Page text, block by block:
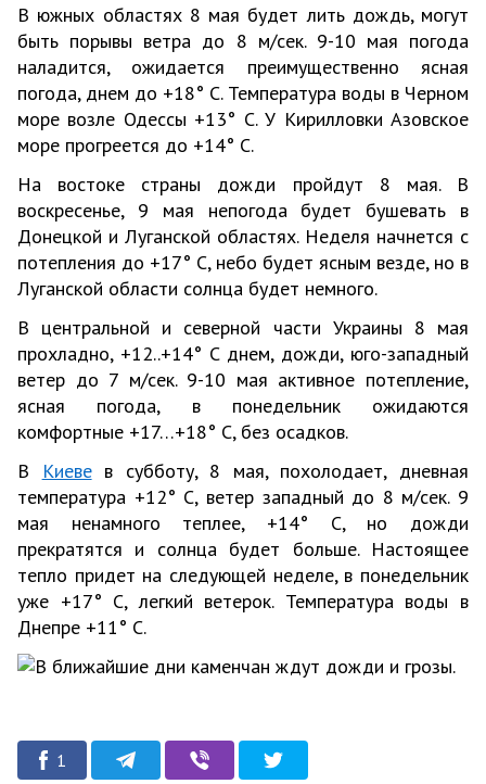
В южных областях 8 мая будет лить дождь, могут
быть порывы ветра до 8 м/сек. 9-10 мая погода
наладится, ожидается преимущественно ясная
погода, днем до +18° С. Температура воды в Черном
море возле Одессы +13° С. У Кирилловки Азовское
море прогреется до +14° С.
На востоке страны дожди пройдут 8 мая. В
воскресенье, 9 мая непогода будет бушевать в
Донецкой и Луганской областях. Неделя начнется с
потепления до +17° С, небо будет ясным везде, но в
Луганской области солнца будет немного.
В центральной и северной части Украины 8 мая
прохладно, +12..+14° С днем, дожди, юго-западный
ветер до 7 м/сек. 9-10 мая активное потепление,
ясная погода, в понедельник ожидаются
комфортные +17…+18° С, без осадков.
В
Киевев субботу, 8 мая, похолодает, дневная
температура +12° С, ветер западный до 8 м/сек. 9
мая ненамного теплее, +14° С, но дожди
прекратятся и солнца будет больше. Настоящее
тепло придет на следующей неделе, в понедельник
уже +17° С, легкий ветерок. Температура воды в
Днепре +11° С.
1